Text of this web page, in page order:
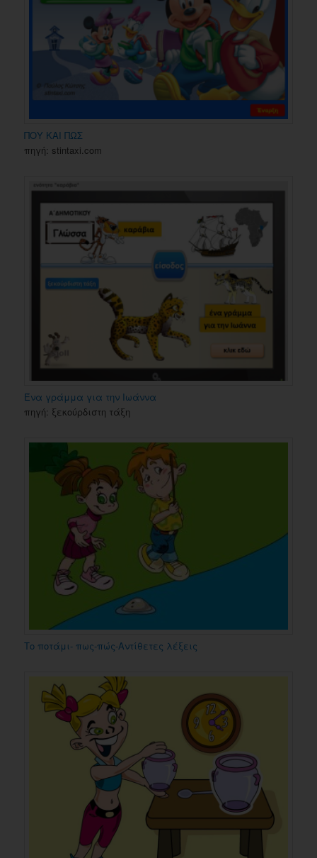
ΠΟΥ ΚΑΙ ΠΩΣ
πηγή: stintaxi.com
Ένα γράμμα για την Ιωάννα
πηγή: ξεκούρδιστη τάξη
Το ποτάμι- πως-πώς-Αντίθετες λέξεις